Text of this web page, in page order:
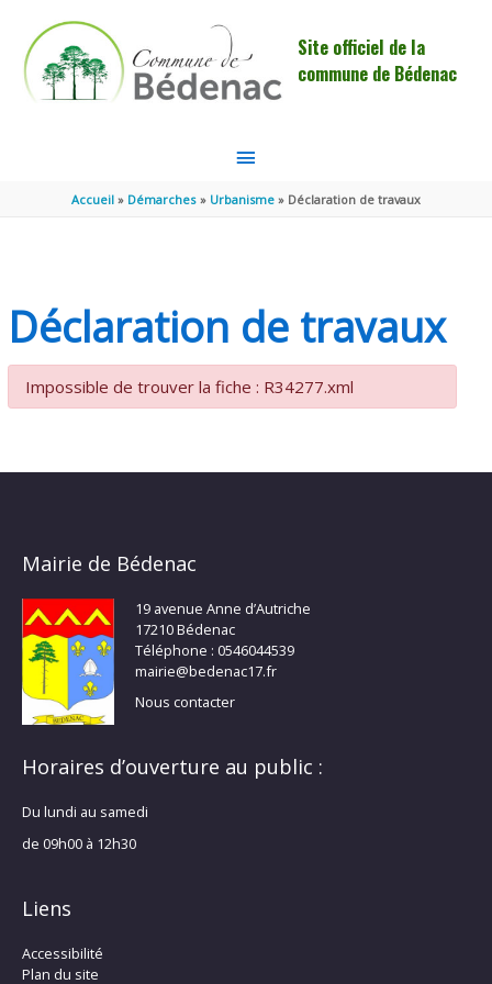
Site officiel de la
commune de Bédenac
MENU
PRINCIPAL
Accueil Démarches Urbanisme Déclaration de travaux
Déclaration de travaux
Impossible de trouver la fiche : R34277.xml
Mairie de Bédenac
19 avenue Anne d’Autriche
17210 Bédenac
Téléphone : 0546044539
mairie@bedenac17.fr
Nous contacter
Horaires d’ouverture au public :
Du lundi au samedi
de 09h00 à 12h30
Liens
Accessibilité
Plan du site